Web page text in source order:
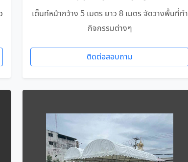
เต็นท์หน้ากว้าง 5 เมตร ยาว 8 เมตร จัดวางพื้นที่ทำ
กิจกรรมต่างๆ
ติดต่อสอบถาม